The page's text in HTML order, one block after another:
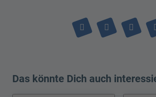
Das könnte Dich auch